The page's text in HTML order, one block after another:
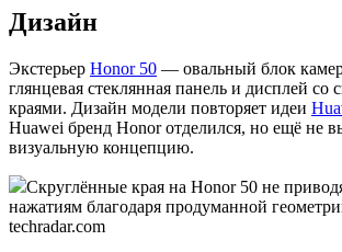
Дизайн
Экстерьер Honor 50 — овальный блок
глянцевая стеклянная панель и дисплей со
краями. Дизайн модели повторяет идеи
Huawei бренд Honor отделился, но ещё не
визуальную концепцию.
Скруглённые края на Honor 50 не
нажатиям благодаря продуманной
techradar.com